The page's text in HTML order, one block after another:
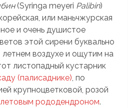
(Syringa meyeri Palibin)
или маньчжурская
и очень душистое
этой сирени буквально
воздухе и ощутим на
листопадный кустарник
(палисаднике) , по
крупноцветковой, розой
рододендроном.